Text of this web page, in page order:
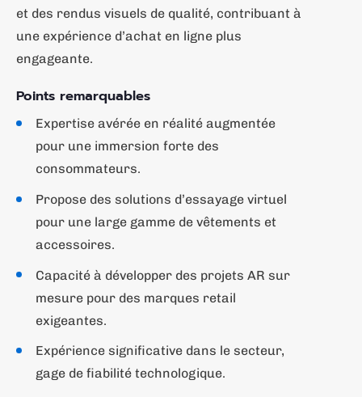
et des rendus visuels de qualité, contribuant à
une expérience d’achat en ligne plus
engageante.
Points remarquables
Expertise avérée en réalité augmentée
pour une immersion forte des
consommateurs.
Propose des solutions d’essayage virtuel
pour une large gamme de vêtements et
accessoires.
Capacité à développer des projets AR sur
mesure pour des marques retail
exigeantes.
Expérience significative dans le secteur,
gage de fiabilité technologique.